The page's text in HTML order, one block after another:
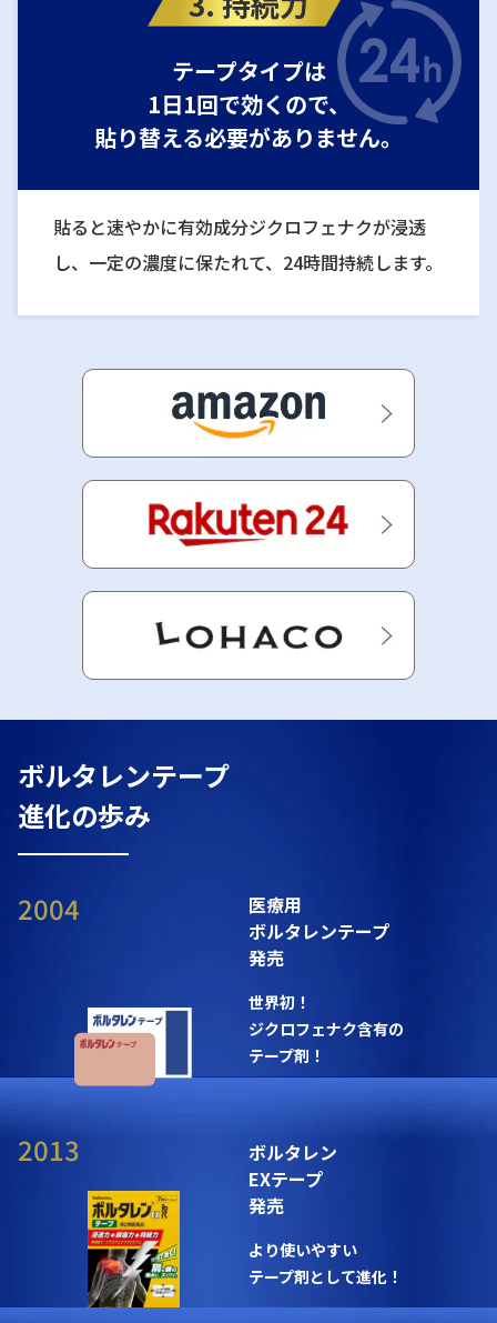
テープタイプは
1日1回で効くので、
貼り替える必要がありません。
貼ると速やかに有効成分ジクロフェナクが浸透
し、一定の濃度に保たれて、24時間持続します。
ボルタレンテープ
進化の歩み
2004
医療用
ボルタレンテープ
発売
世界初！
ジクロフェナク含有の
テープ剤！
2013
ボルタレン
EXテープ
発売
より使いやすい
テープ剤として進化！